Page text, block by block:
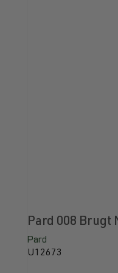
Pard 008 Brugt
Pard
U12673